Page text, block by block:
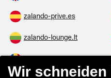
zalando-prive.es
zalando-lounge.lt